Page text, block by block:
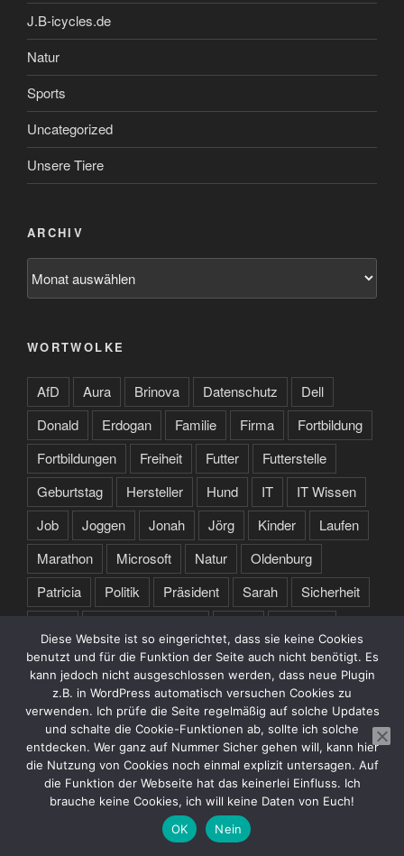
J.B-icycles.de
Natur
Sports
Uncategorized
Unsere Tiere
ARCHIV
WORTWOLKE
AfD Aura Brinova Datenschutz
Dell
Donald
Erdogan Familie Firma
Fortbildung
Fortbildungen
Freiheit Futter
Futterstelle
Geburtstag
Hersteller Hund IT
IT Wissen
Job
Joggen Jonah Jörg Kinder
Laufen
Marathon
Microsoft Natur
Oldenburg
Patricia
Politik Präsident Sarah
Sicherheit
Tochter
Training Trump Türkei
USA
Webseite
Zertifikate
Stolz präsentiert von WordPress
Diese Website ist so eingerichtet, dass sie keine Cookies
benutzt und für die Funktion der Seite auch nicht benötigt. Es
kann jedoch nicht ausgeschlossen werden, dass neue Plugin
z.B. in WordPress automatisch versuchen Cookies zu
verwenden. Ich prüfe die Seite regelmäßig auf solche Updates
und schalte die Cookie-Funktionen ab, sollte ich solche
entdecken. Wer ganz auf Nummer Sicher gehen will, kann hier
die Nutzung von Cookies noch einmal explizit untersagen. Auf
die Funktion der Webseite hat das keinerlei Einfluss. Ich
brauche keine Cookies, ich will keine Daten von Euch!
OK
Nein